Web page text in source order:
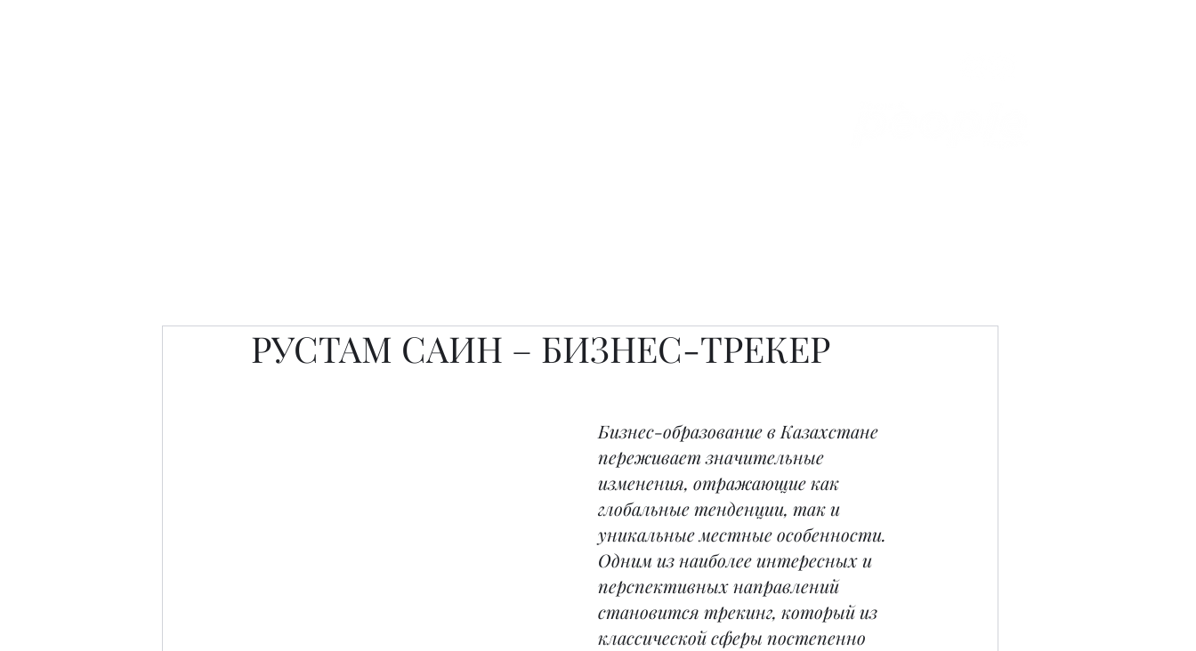
РУСТАМ САИН – БИЗНЕС-ТРЕКЕР
Бизнес-образование в Казахстане
переживает значительные
изменения, отражающие как
глобальные тенденции, так и
уникальные местные особенности.
Одним из наиболее интересных и
перспективных направлений
становится трекинг, который из
классической сферы постепенно